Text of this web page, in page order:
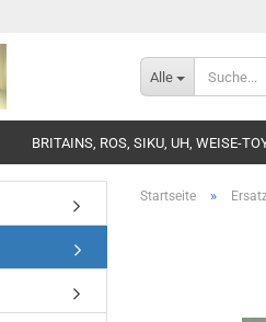
Alle
BRITAINS, ROS, SIKU, UH, WEISE-
Startseite »